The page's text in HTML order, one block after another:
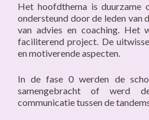
Het hoofdthema is
ondersteund door de leden van
van advies en coaching. Het
faciliterend project. De
en motiverende aspecten.
In de fase 0 werden de
samengebracht of werd
communicatie tussen de